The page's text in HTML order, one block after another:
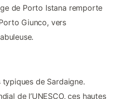
de Porto Istana remporte
Giunco, vers
typiques de Sardaigne.
de l’UNESCO, ces hautes